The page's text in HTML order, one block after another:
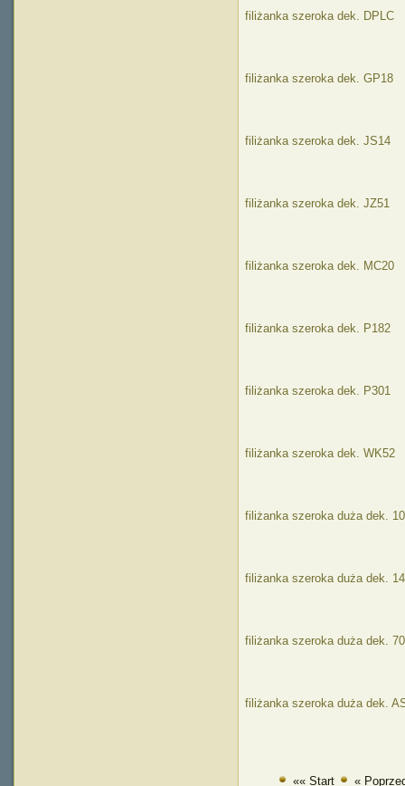
filiżanka szeroka dek. DPLC
filiżanka szeroka dek. GP18
filiżanka szeroka dek. JS14
filiżanka szeroka dek. JZ51
filiżanka szeroka dek. MC20
filiżanka szeroka dek. P182
filiżanka szeroka dek. P301
filiżanka szeroka dek. WK52
filiżanka szeroka duża dek. 10
filiżanka szeroka duża dek.
filiżanka szeroka duża dek.
filiżanka szeroka duża dek.
«« Start «